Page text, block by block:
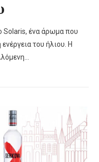
Solaris, ένα άρωμα που
του ήλιου. Η